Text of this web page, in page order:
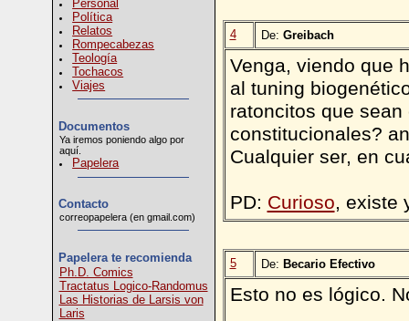
Personal
Política
Relatos
Rompecabezas
Teología
Tochacos
Viajes
Documentos
Ya iremos poniendo algo por
aquí.
Papelera
Contacto
correopapelera (en gmail.com)
Papelera te recomienda
Ph.D. Comics
Tractatus Logico-Randomus
Las Historias de Larsis von
Laris
4 De: Greibach
Venga, viendo que
al tuning
ratoncitos que
constitucionales?
Cualquier ser, en
PD: Curioso, existe
5 De: Becario Efectivo
Esto no es lógico.